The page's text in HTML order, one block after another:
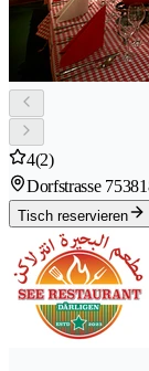
4(2)
Dorfstrasse 75
Tisch reservieren